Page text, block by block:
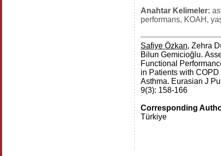
Anahtar Kelimeler:
performans, KOAH,
Safiye Özkan, Zehra
Bilun Gemicioğlu.
Functional
in Patients with COPD
Asthma. Eurasian J
9(3): 158-166
Corresponding
Türkiye